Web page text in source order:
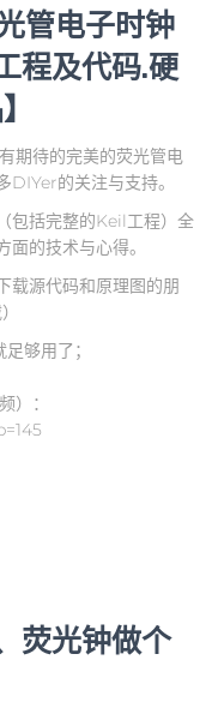
管电子时钟
程及代码.硬
期待的完美的荧光管电
的关注与支持。
包括完整的Keil工程）全
的技术与心得。
载源代码和原理图的朋
够用了；
）：
荧光钟做个